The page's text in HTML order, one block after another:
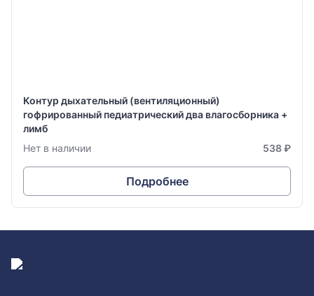
Контур дыхательный (вентиляционный)
гофрированный педиатрический два влагосборника +
лимб
Нет в наличии
538 ₽
Подробнее